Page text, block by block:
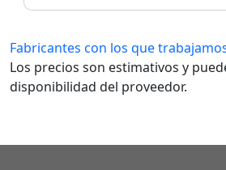
Fabricantes con los que
Los precios son estimativos y
disponibilidad del proveedor.